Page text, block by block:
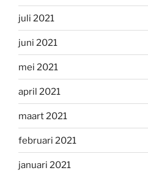
juli 2021
juni 2021
mei 2021
april 2021
maart 2021
februari 2021
januari 2021